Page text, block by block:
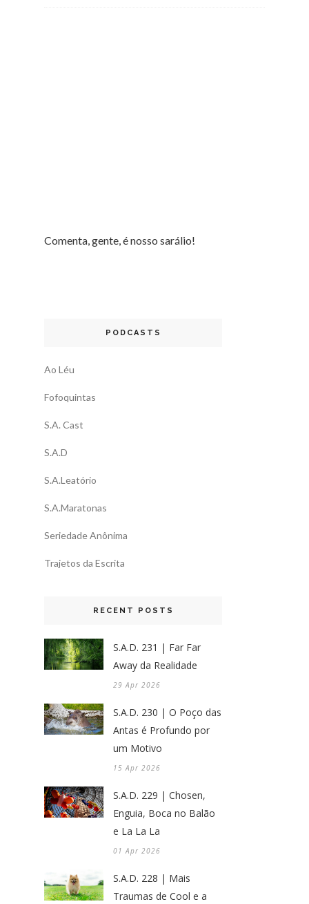
Comenta, gente, é nosso sarálio!
PODCASTS
Ao Léu
Fofoquintas
S.A. Cast
S.A.D
S.A.Leatório
S.A.Maratonas
Seriedade Anônima
Trajetos da Escrita
RECENT POSTS
S.A.D. 231 | Far Far
Away da Realidade
29 Apr 2026
S.A.D. 230 | O Poço das
Antas é Profundo por
um Motivo
15 Apr 2026
S.A.D. 229 | Chosen,
Enguia, Boca no Balão
e La La La
01 Apr 2026
S.A.D. 228 | Mais
Traumas de Cool e a